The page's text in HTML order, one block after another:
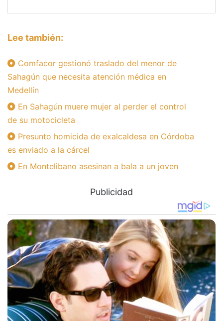
Lee también:
Comfacor gestionó traslado del menor de
Sahagún que necesita atención médica en
Medellín
En Sahagún muere mujer al perder el control
de su motocicleta
Presunto homicida de exalcaldesa en Córdoba
es enviado a la cárcel
En Montelibano asesinan a bala a un joven
Publicidad